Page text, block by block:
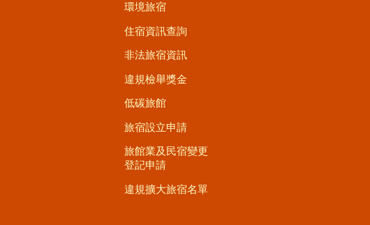
環境旅宿
住宿資訊查詢
非法旅宿資訊
違規檢舉獎金
低碳旅館
旅宿設立申請
旅館業及民宿變更
登記申請
違規擴大旅宿名單